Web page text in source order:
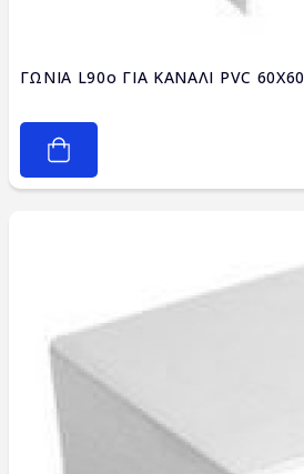
ΓΩΝΙΑ L90ο ΓΙΑ ΚΑΝΑΛΙ PVC 60X60